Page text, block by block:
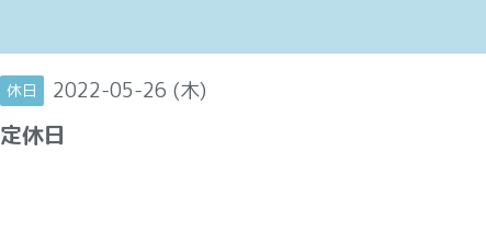
休日 2022-05-26 (木)
定休日